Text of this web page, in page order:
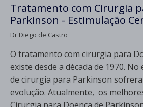
Tratamento com Cirurgia
Parkinson - Estimulação
Dr Diego de Castro
O tratamento com cirurgia para
existe desde a década de 1970.
de cirurgia para Parkinson
evolução. Atualmente, os